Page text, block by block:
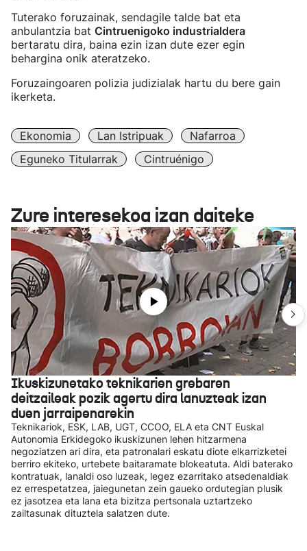
Tuterako foruzainak, sendagile talde bat eta
anbulantzia bat Cintruenigoko industrialdera
bertaratu dira, baina ezin izan dute ezer egin
behargina onik ateratzeko.
Foruzaingoaren polizia judizialak hartu du bere gain
ikerketa.
Ekonomia Lan Istripuak
Nafarroa
Eguneko Titularrak
Cintruénigo
Zure interesekoa izan daiteke
Ikuskizunetako teknikarien grebaren
deitzaileak pozik agertu dira lanuzteak izan
duen jarraipenarekin
Teknikariok, ESK, LAB, UGT, CCOO, ELA eta CNT Euskal
Autonomia Erkidegoko ikuskizunen lehen hitzarmena
negoziatzen ari dira, eta patronalari eskatu diote elkarrizketei
berriro ekiteko, urtebete baitaramate blokeatuta. Aldi baterako
kontratuak, lanaldi oso luzeak, legez ezarritako atsedenaldiak
ez errespetatzea, jaiegunetan zein gaueko ordutegian plusik
ez jasotzea eta lana eta bizitza pertsonala uztartzeko
zailtasunak dituztela salatzen dute.